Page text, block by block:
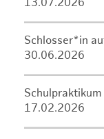
13.07.2026
Schlosser*in
30.06.2026
17.02.2026